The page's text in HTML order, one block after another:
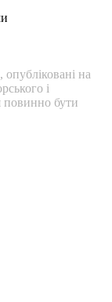
опубліковані на
і
повинно бути